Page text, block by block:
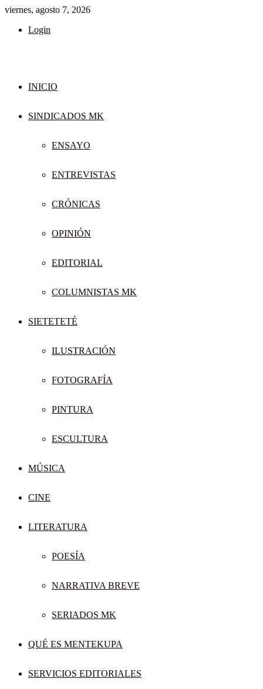
viernes, agosto 7, 2026
Login
INICIO
SINDICADOS MK
ENSAYO
ENTREVISTAS
CRÓNICAS
OPINIÓN
EDITORIAL
COLUMNISTAS MK
SIETETETÉ
ILUSTRACIÓN
FOTOGRAFÍA
PINTURA
ESCULTURA
MÚSICA
CINE
LITERATURA
POESÍA
NARRATIVA BREVE
SERIADOS MK
QUÉ ES MENTEKUPA
SERVICIOS EDITORIALES